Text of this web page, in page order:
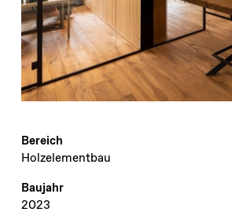
Bereich
Holzelementbau
Baujahr
2023